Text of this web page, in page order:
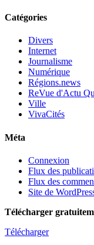
Catégories
Divers
Internet
Journalisme
Numérique
Régions.news
ReVue d'Actu
Ville
VivaCités
Méta
Connexion
Flux des
Flux des
Site de
Télécharger
Télécharger